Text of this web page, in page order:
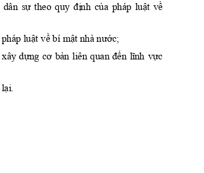
dân sự theo quy định của pháp luật về
pháp luật về bí mật nhà nước;
xây dựng cơ bản liên quan đến lĩnh vực
lại